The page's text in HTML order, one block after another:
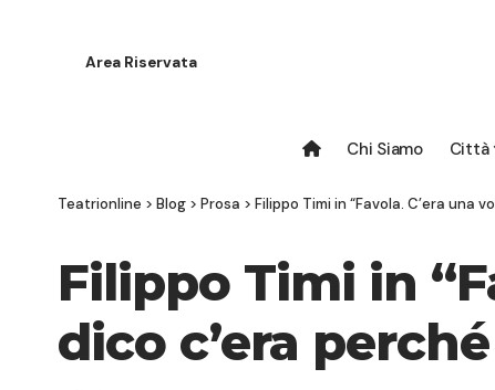
Area Riservata
Chi Siamo Città
Teatrionline > Blog > Prosa > Filippo Timi in “Favola. C’era una
Filippo Timi in
dico c’era